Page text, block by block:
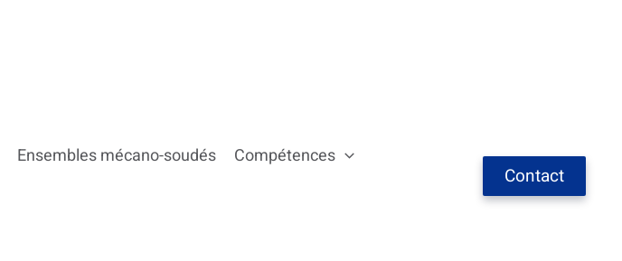
Ensembles mécano-soudés
Compétences
Contact